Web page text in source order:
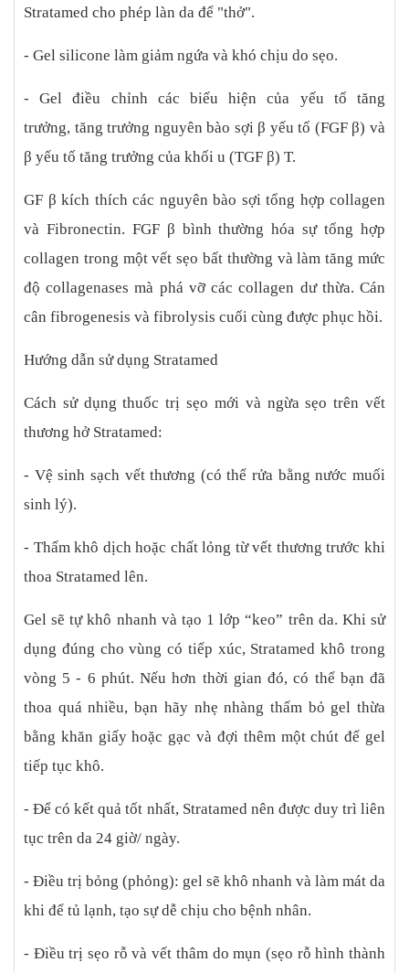
Stratamed cho phép làn da để "thở".
- Gel silicone làm giảm ngứa và khó chịu do sẹo.
- Gel điều chỉnh các biểu hiện của yếu tố tăng
trưởng, tăng trưởng nguyên bào sợi β yếu tố (FGF β) và
β yếu tố tăng trưởng của khối u (TGF β) T.
GF β kích thích các nguyên bào sợi tổng hợp collagen
và Fibronectin. FGF β bình thường hóa sự tổng hợp
collagen trong một vết sẹo bất thường và làm tăng mức
độ collagenases mà phá vỡ các collagen dư thừa. Cán
cân fibrogenesis và fibrolysis cuối cùng được phục hồi.
Hướng dẫn sử dụng Stratamed
Cách sử dụng thuốc trị sẹo mới và ngừa sẹo trên vết
thương hở Stratamed:
- Vệ sinh sạch vết thương (có thể rửa bằng nước muối
sinh lý).
- Thấm khô dịch hoặc chất lỏng từ vết thương trước khi
thoa Stratamed lên.
Gel sẽ tự khô nhanh và tạo 1 lớp “keo” trên da. Khi sử
dụng đúng cho vùng có tiếp xúc, Stratamed khô trong
vòng 5 - 6 phút. Nếu hơn thời gian đó, có thể bạn đã
thoa quá nhiều, bạn hãy nhẹ nhàng thấm bỏ gel thừa
bằng khăn giấy hoặc gạc và đợi thêm một chút để gel
tiếp tục khô.
- Để có kết quả tốt nhất, Stratamed nên được duy trì liên
tục trên da 24 giờ/ ngày.
- Điều trị bỏng (phỏng): gel sẽ khô nhanh và làm mát da
khi để tủ lạnh, tạo sự dễ chịu cho bệnh nhân.
- Điều trị sẹo rỗ và vết thâm do mụn (sẹo rỗ hình thành